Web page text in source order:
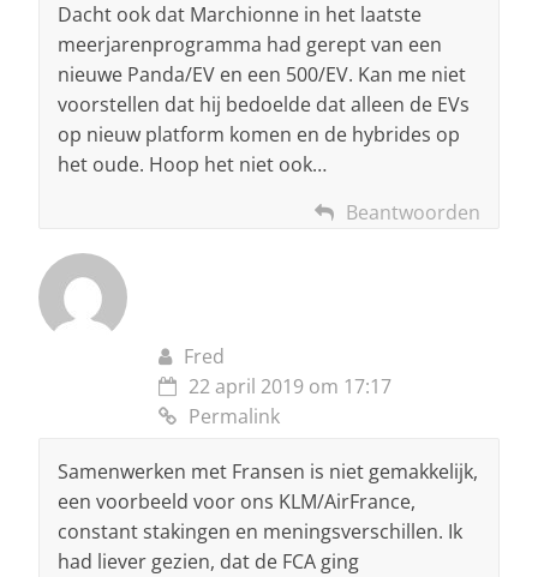
Dacht ook dat Marchionne in het laatste
meerjarenprogramma had gerept van een
nieuwe Panda/EV en een 500/EV. Kan me niet
voorstellen dat hij bedoelde dat alleen de EVs
op nieuw platform komen en de hybrides op
het oude. Hoop het niet ook…
Beantwoorden
Fred
22 april 2019 om 17:17
Permalink
Samenwerken met Fransen is niet gemakkelijk,
een voorbeeld voor ons KLM/AirFrance,
constant stakingen en meningsverschillen. Ik
had liever gezien, dat de FCA ging